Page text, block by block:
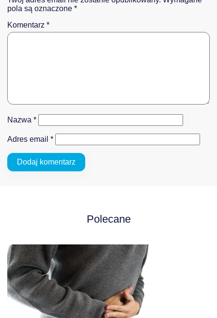
pola są oznaczone *
Komentarz *
Nazwa *
Adres email *
Polecane